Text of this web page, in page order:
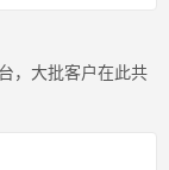
，大批客户在此共